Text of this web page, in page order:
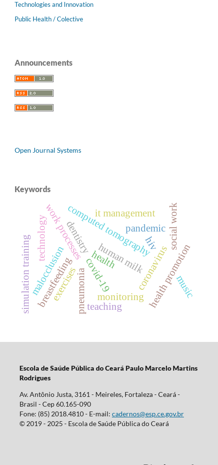
Technologies and Innovation
Public Health / Colective
Announcements
Open Journal Systems
Keywords
coronavirus
covid-19
computed tomography
pneumonia
social work
health
work processes pandemic
breastfeeding human milkhealth promotion
monitoring
teaching
dentistry
malocclusion
technology
exercises
simulation training
it management
hiv
music
Escola de Saúde Pública do Ceará Paulo Marcelo Martins
Rodrigues
Av. Antônio Justa, 3161 - Meireles, Fortaleza - Ceará -
Brasil - Cep 60.165-090
Fone: (85) 2018.4810 - E-mail: cadernos@esp.ce.gov.br
© 2019 - 2025 - Escola de Saúde Pública do Ceará